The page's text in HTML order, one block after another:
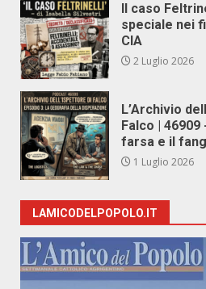
Il caso
speciale nei
CIA
2 Luglio 2026
L’Archivio
Falco | 46909
farsa e il
1 Luglio 2026
LAMICODELPOPOLO.IT